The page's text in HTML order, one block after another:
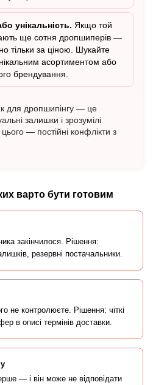
унікальність. Якщо той
ще сотня дропшиперів —
тільки за ціною. Шукайте
асортиментом або
брендування.
для дропшипінгу — це
залишки і зрозумілі
— постійні конфлікти з
варто бути готовим
закінчилося. Рішення:
резервні постачальники.
не контролюєте. Рішення: чіткі
в описі термінів доставки.
— і він може не відповідати